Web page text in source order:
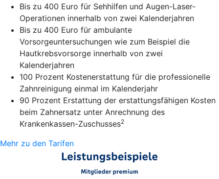
Bis zu 400 Euro für Sehhilfen und Augen-Laser-
Operationen innerhalb von zwei Kalenderjahren
Bis zu 400 Euro für ambulante
Vorsorgeuntersuchungen wie zum Beispiel die
Hautkrebsvorsorge innerhalb von zwei
Kalenderjahren
100 Prozent Kostenerstattung für die professionelle
Zahnreinigung einmal im Kalenderjahr
90 Prozent Erstattung der erstattungsfähigen Kosten
beim Zahnersatz unter Anrechnung des
Krankenkassen-Zuschusses2
Mehr zu den Tarifen